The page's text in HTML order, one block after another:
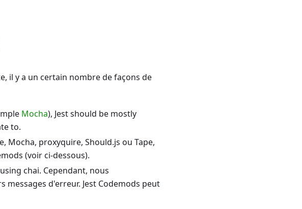
il y a un certain nombre de façons de
Mocha), Jest should be mostly
to.
Mocha, proxyquire, Should.js ou Tape,
(voir ci-dessous).
chai. Cependant, nous
messages d'erreur. Jest Codemods peut